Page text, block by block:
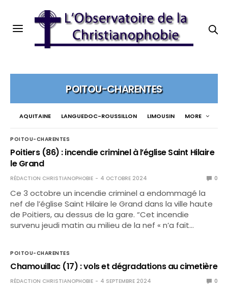
POITOU-CHARENTES
AQUITAINE LANGUEDOC-ROUSSILLON LIMOUSIN MORE
POITOU-CHARENTES
Poitiers (86) : incendie criminel à l’église Saint Hilaire
le Grand
RÉDACTION CHRISTIANOPHOBIE 4 OCTOBRE 2024 0
Ce 3 octobre un incendie criminel a endommagé la
nef de l’église Saint Hilaire le Grand dans la ville haute
de Poitiers, au dessus de la gare. “Cet incendie
survenu jeudi matin au milieu de la nef « n’a fait…
POITOU-CHARENTES
Chamouillac (17) : vols et dégradations au cimetière
RÉDACTION CHRISTIANOPHOBIE 4 SEPTEMBRE 2024 0